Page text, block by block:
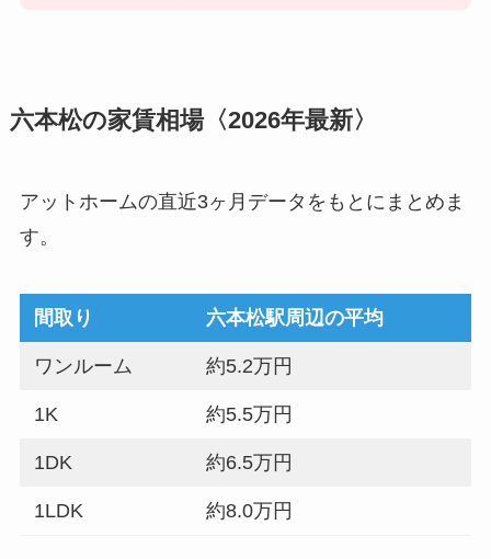
六本松の家賃相場〈2026年最新〉
アットホームの直近3ヶ月データをもとにまとめま
す。
間取り 六本松駅周辺の平均
ワンルーム 約5.2万円
1K 約5.5万円
1DK 約6.5万円
1LDK 約8.0万円